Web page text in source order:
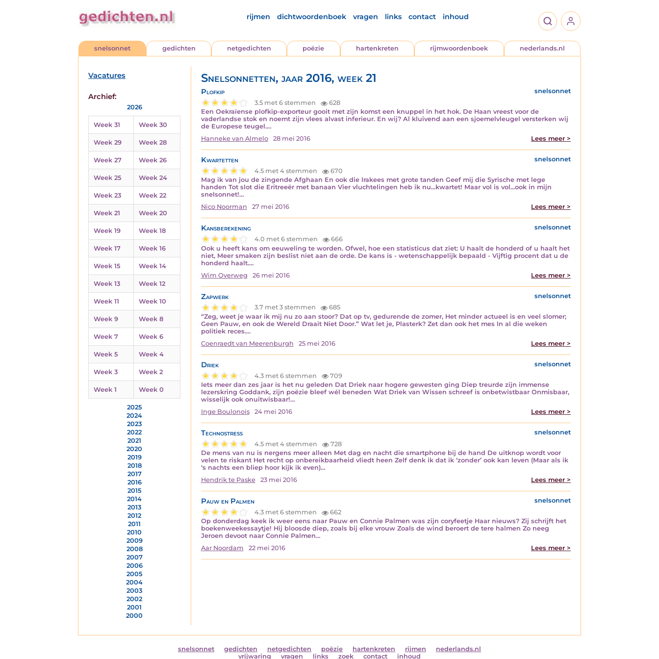
rijmen dichtwoordenboek vragen links contact inhoud
snelsonnet gedichten netgedichten poëzie hartenkreten rijmwoordenboek nederlands.nl
Vacatures
Archief:
2026
Week 31 Week 30
Week 29 Week 28
Week 27 Week 26
Week 25 Week 24
Week 23 Week 22
Week 21 Week 20
Week 19 Week 18
Week 17 Week 16
Week 15 Week 14
Week 13 Week 12
Week 11 Week 10
Week 9 Week 8
Week 7 Week 6
Week 5 Week 4
Week 3 Week 2
Week 1 Week 0
2025
2024
2023
2022
2021
2020
2019
2018
2017
2016
2015
2014
2013
2012
2011
2010
2009
2008
2007
2006
2005
2004
2003
2002
2001
2000
Snelsonnetten, jaar 2016, week 21
Plofkip
snelsonnet
3.5 met 6 stemmen
628
Een Oekraïense plofkip-exporteur gooit met zijn komst een knuppel in het hok. De Haan vreest voor de
vaderlandse stok en noemt zijn vlees alvast inferieur. En wij? Al kluivend aan een sjoemelvleugel versterken wij
de Europese teugel.…
Hanneke van Almelo
28 mei 2016 Lees meer >
Kwartetten
snelsonnet
4.5 met 4 stemmen
670
Mag ik van jou de zingende Afghaan En ook die Irakees met grote tanden Geef mij die Syrische met lege
handen Tot slot die Eritreeër met banaan Vier vluchtelingen heb ik nu...kwartet! Maar vol is vol...ook in mijn
snelsonnet!…
Nico Noorman
27 mei 2016 Lees meer >
Kansberekening
snelsonnet
4.0 met 6 stemmen
666
Ook u heeft kans om eeuweling te worden. Ofwel, hoe een statisticus dat ziet: U haalt de honderd of u haalt het
niet, Meer smaken zijn beslist niet aan de orde. De kans is - wetenschappelijk bepaald - Vijftig procent dat u de
honderd haalt.…
Wim Overweg
26 mei 2016 Lees meer >
Zapwerk
snelsonnet
3.7 met 3 stemmen
685
“Zeg, weet je waar ik mij nu zo aan stoor? Dat op tv, gedurende de zomer, Het minder actueel is en veel slomer;
Geen Pauw, en ook de Wereld Draait Niet Door.” Wat let je, Plasterk? Zet dan ook het mes In al die weken
politiek reces.…
Coenraedt van Meerenburgh
25 mei 2016 Lees meer >
Driek
snelsonnet
4.3 met 6 stemmen
709
Iets meer dan zes jaar is het nu geleden Dat Driek naar hogere gewesten ging Diep treurde zijn immense
lezerskring Goddank, zijn poëzie bleef wél beneden Wat Driek van Wissen schreef is onbetwistbaar Onmisbaar,
wisselijk ook onuitwisbaar!…
Inge Boulonois
24 mei 2016 Lees meer >
Technostress
snelsonnet
4.5 met 4 stemmen
728
De mens van nu is nergens meer alleen Met dag en nacht die smartphone bij de hand De uitknop wordt voor
velen te riskant Het recht op onbereikbaarheid vliedt heen Zelf denk ik dat ik ‘zonder’ ook kan leven (Maar als ik
‘s nachts een bliep hoor kijk ik even)…
Hendrik te Paske
23 mei 2016 Lees meer >
Pauw en Palmen
snelsonnet
4.3 met 6 stemmen
662
Op donderdag keek ik weer eens naar Pauw en Connie Palmen was zijn coryfeetje Haar nieuws? Zij schrijft het
boekenweekessaytje! Hij bloosde diep, zoals bij elke vrouw Zoals de wind beroert de tere halmen Zo neeg
Jeroen devoot naar Connie Palmen…
Aar Noordam
22 mei 2016 Lees meer >
snelsonnet gedichten netgedichten poëzie hartenkreten rijmen
nederlands.nl
vrijwaring
vragen links zoek contact inhoud